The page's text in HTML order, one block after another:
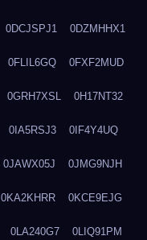
0DCJSPJ1 0DZMHHX1
0FLIL6GQ 0FXF2MUD
0GRH7XSL 0H17NT32
0IA5RSJ3 0IF4Y4UQ
0JAWX05J 0JMG9NJH
0KA2KHRR 0KCE9EJG
0LA240G7 0LIQ91PM